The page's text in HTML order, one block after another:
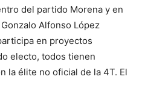
del partido Morena y en
Alfonso López
en proyectos
electo, todos tienen
la élite no oficial de la 4T. El